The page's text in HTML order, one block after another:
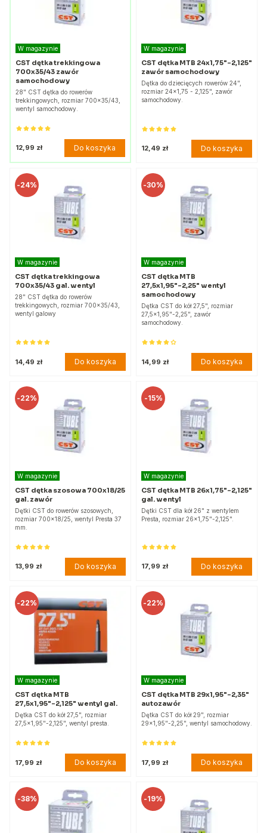
W magazynie
CST dętka trekkingowa
700x35/43 zawór
samochodowy
28" CST dętka do rowerów
trekkingowych, rozmiar 700x35/43,
wentyl samochodowy.
12,99 zł Do koszyka
W magazynie
CST dętka MTB 24x1,75"-2,125"
zawór samochodowy
Dętka do dziecięcych rowerów 24",
rozmiar 24x1,75 - 2,125", zawór
samochodowy.
12,49 zł Do koszyka
-24%
W magazynie
CST dętka trekkingowa
700x35/43 gal. wentyl
28" CST dętka do rowerów
trekkingowych, rozmiar 700x35/43,
wentyl galowy
14,49 zł Do koszyka
-30%
W magazynie
CST dętka MTB
27,5x1,95"-2,25" wentyl
samochodowy
Dętka CST do kół 27,5", rozmiar
27,5x1,95"-2,25", zawór
samochodowy.
14,99 zł Do koszyka
-22%
W magazynie
CST dętka szosowa 700x18/25
gal. zawór
Dętki CST do rowerów szosowych,
rozmiar 700x18/25, wentyl Presta 37
mm.
13,99 zł Do koszyka
-15%
W magazynie
CST dętka MTB 26x1,75"-2,125"
gal. wentyl
Dętki CST dla kół 26" z wentylem
Presta, rozmiar 26x1,75"-2,125".
17,99 zł Do koszyka
-22%
W magazynie
CST dętka MTB
27,5x1,95"-2,125" wentyl gal.
Dętka CST do kół 27,5", rozmiar
27,5x1,95"-2,125", wentyl presta.
17,99 zł Do koszyka
-22%
W magazynie
CST dętka MTB 29x1,95"-2,35"
autozawór
Dętka CST do kół 29", rozmiar
29x1,95"-2,25", wentyl samochodowy.
17,99 zł Do koszyka
-38% -19%